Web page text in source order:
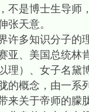
不是博士生导师
张天意。
许多知识分子的
亚、美国总统林
理）、女子名黛
的概念，由一系
来关于帝师的朦